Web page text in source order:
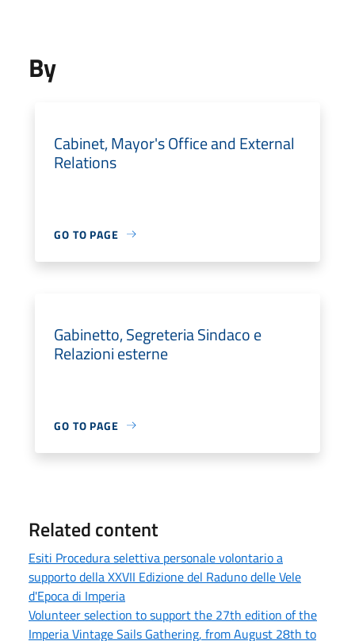
By
Cabinet, Mayor's Office and External
Relations
GO TO PAGE
Gabinetto, Segreteria Sindaco e
Relazioni esterne
GO TO PAGE
Related content
Esiti Procedura selettiva personale volontario a
supporto della XXVII Edizione del Raduno delle Vele
d'Epoca di Imperia
Volunteer selection to support the 27th edition of the
Imperia Vintage Sails Gathering, from August 28th to